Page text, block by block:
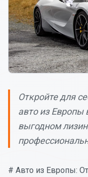
Откройте для
авто из Европы
выгодном
# Авто из Европы: